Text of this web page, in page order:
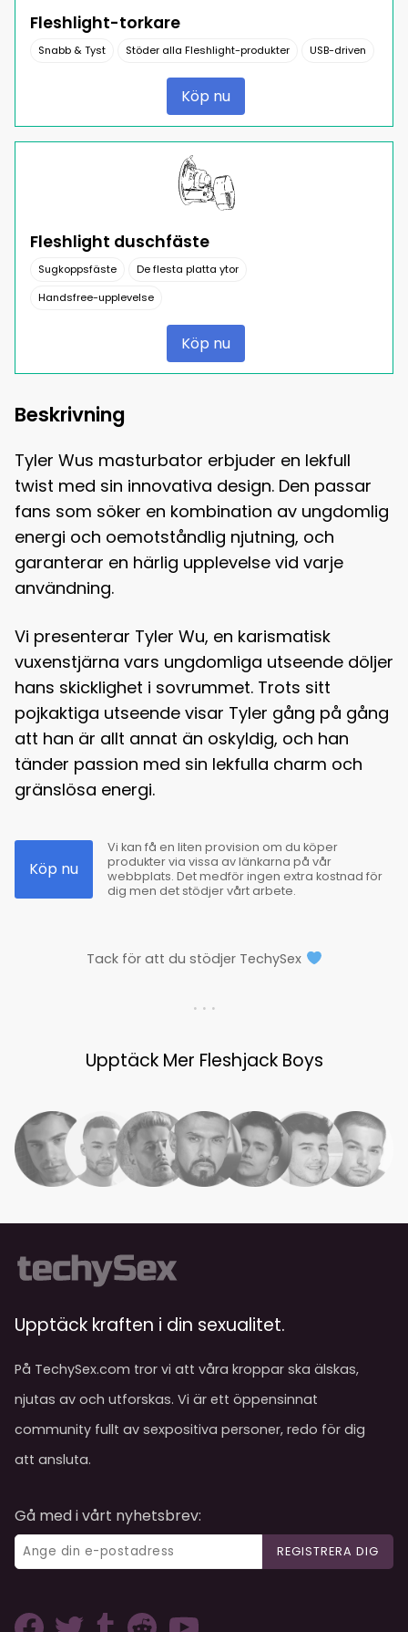
Fleshlight-torkare
Snabb & Tyst Stöder alla Fleshlight-produkter USB-driven
Köp nu
Fleshlight duschfäste
Sugkoppsfäste
De flesta platta ytor
Handsfree-upplevelse
Köp nu
Beskrivning
Tyler Wus masturbator erbjuder en lekfull
twist med sin innovativa design. Den passar
fans som söker en kombination av ungdomlig
energi och oemotståndlig njutning, och
garanterar en härlig upplevelse vid varje
användning.
Vi presenterar Tyler Wu, en karismatisk
vuxenstjärna vars ungdomliga utseende döljer
hans skicklighet i sovrummet. Trots sitt
pojkaktiga utseende visar Tyler gång på gång
att han är allt annat än oskyldig, och han
tänder passion med sin lekfulla charm och
gränslösa energi.
Köp nu
Vi kan få en liten provision om du köper
produkter via vissa av länkarna på vår
webbplats. Det medför ingen extra kostnad för
dig men det stödjer vårt arbete.
Tack för att du stödjer TechySex
. . .
Upptäck Mer Fleshjack Boys
Upptäck kraften i din sexualitet.
På TechySex.com tror vi att våra kroppar ska älskas,
njutas av och utforskas. Vi är ett öppensinnat
community fullt av sexpositiva personer, redo för dig
att ansluta.
Gå med i vårt nyhetsbrev:
REGISTRERA DIG